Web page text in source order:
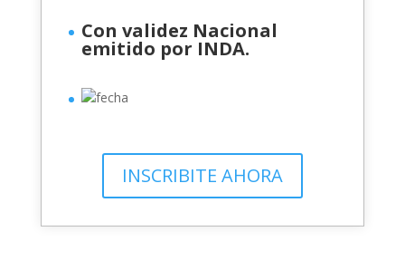
Con validez Nacional
emitido por INDA.
INSCRIBITE AHORA